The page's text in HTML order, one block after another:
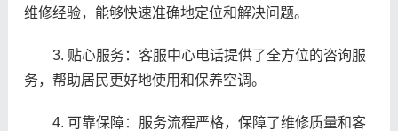
维修经验，能够快速准确地定位和解决问题。
3. 贴心服务：客服中心电话提供了全方位的咨询服
务，帮助居民更好地使用和保养空调。
4. 可靠保障：服务流程严格，保障了维修质量和客